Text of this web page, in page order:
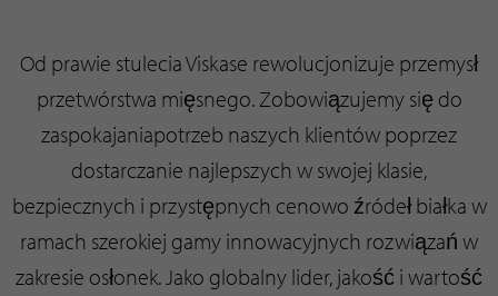
Od prawie stulecia Viskase rewolucjonizuje przemysł
przetwórstwa mięsnego. Zobowiązujemy się do
zaspokajaniapotrzeb naszych klientów poprzez
dostarczanie najlepszych w swojej klasie,
bezpiecznych i przystępnych cenowo źródeł białka w
ramach szerokiej gamy innowacyjnych rozwiązań w
zakresie osłonek. Jako globalny lider, jakość i wartość